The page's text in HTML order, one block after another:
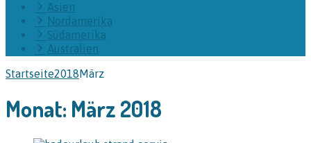
Asien
Nordamerika
Südamerika
Australien
Startseite2018März
Monat: März 2018